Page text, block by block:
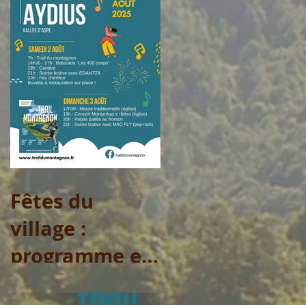
Fêtes du
village :
programme et
arrêtés